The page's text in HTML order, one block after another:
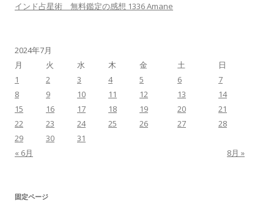
インド占星術 無料鑑定の感想 1336 Amane
2024年7月
月
火 水 木 金 土 日
« 6月 8月 »
1 2 3 4 5 6
7
8
9 10 11 12 13
14
15
16 17 18 19 20
21
22
23 24 25 26 27
28
29
30 31
固定ページ